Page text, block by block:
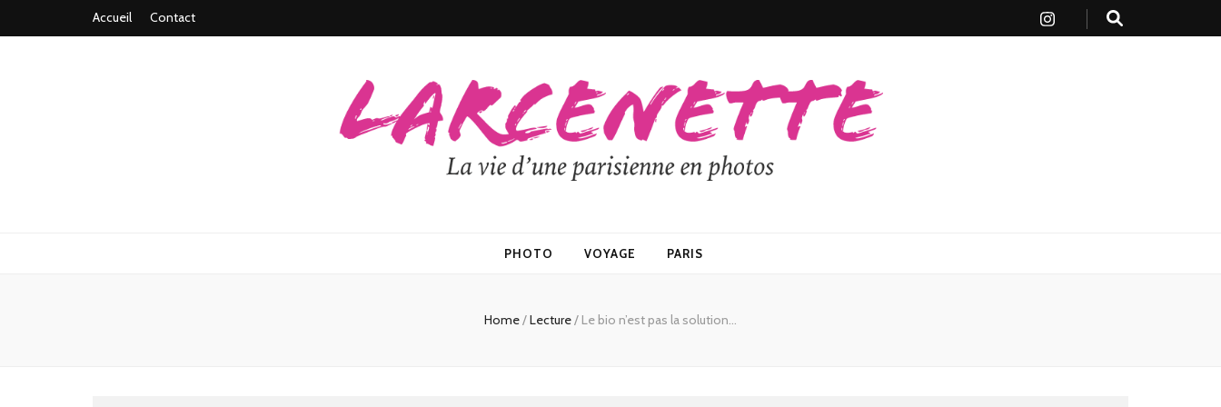
Accueil Contact
PHOTO VOYAGE PARIS
Home/Lecture/ Le bio n’est pas la solution…